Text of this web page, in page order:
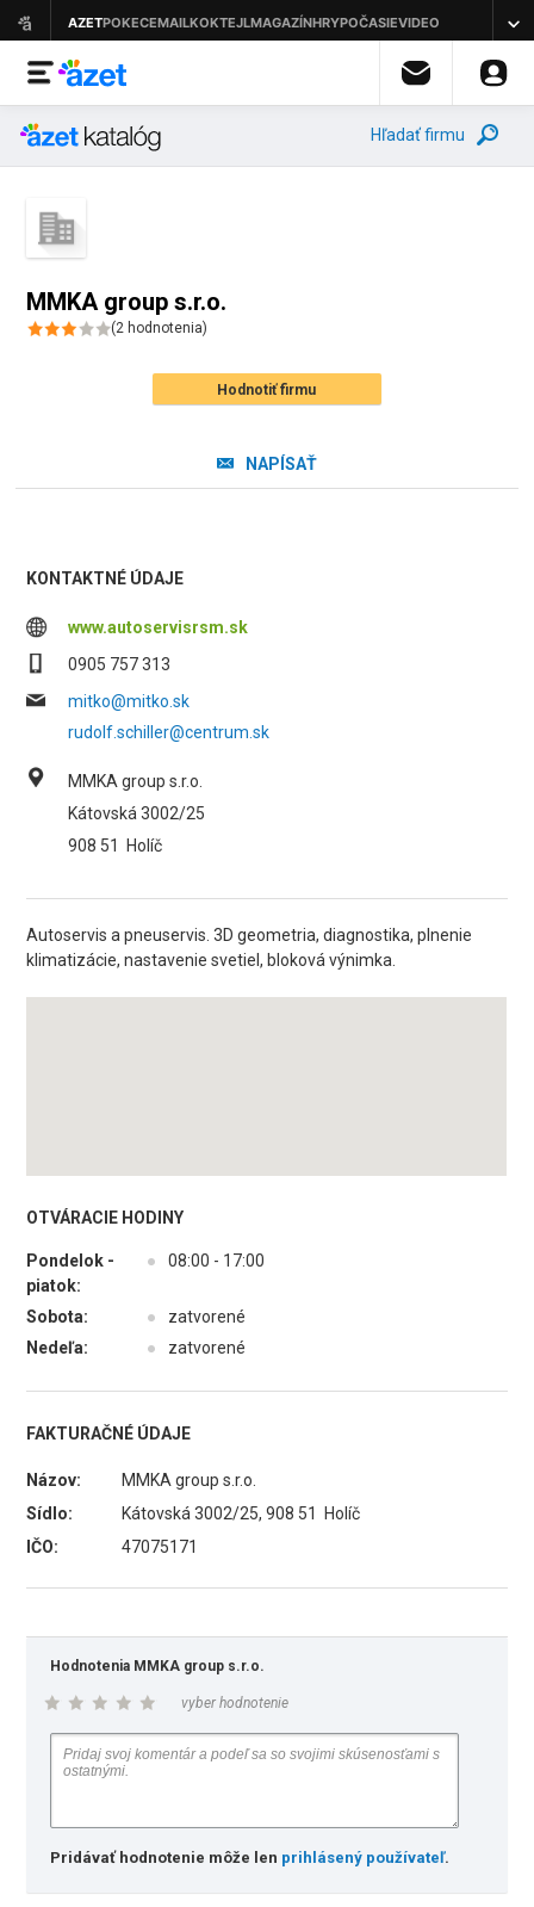
Hľadať firmu
MMKA group s.r.o.
(2 hodnotenia)
Hodnotiť firmu
NAPÍSAŤ
KONTAKTNÉ ÚDAJE
www.autoservisrsm.sk
0905 757 313
mitko@mitko.sk
rudolf.schiller@centrum.sk
MMKA group s.r.o.
Kátovská 3002/25
908 51
Holíč
Autoservis a pneuservis. 3D geometria, diagnostika, plnenie
klimatizácie, nastavenie svetiel, bloková výnimka.
OTVÁRACIE HODINY
Pondelok -
piatok:
● 08:00 - 17:00
Sobota: ●
zatvorené
Nedeľa:
● zatvorené
FAKTURAČNÉ ÚDAJE
Názov:
MMKA group s.r.o.
Sídlo:
Kátovská 3002/25, 908 51 Holíč
IČO:
47075171
Hodnotenia MMKA group s.r.o.
vyber hodnotenie
Pridávať hodnotenie môže len prihlásený používateľ.